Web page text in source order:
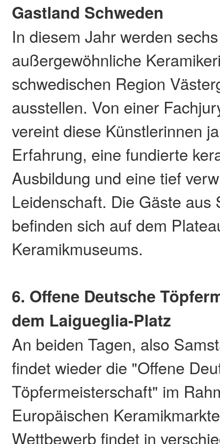
Gastland Schweden
In diesem Jahr werden sechs
außergewöhnliche
schwedischen Region
ausstellen. Von einer
vereint diese Künstlerinnen
Erfahrung, eine fundierte
Ausbildung und eine tief
Leidenschaft. Die Gäste aus
befinden sich auf dem
Keramikmuseums.
6. Offene Deutsche
dem Laigueglia-Platz
An beiden Tagen, also
findet wieder die "Offene
Töpfermeisterschaft" im
Europäischen
Wettbewerb findet in